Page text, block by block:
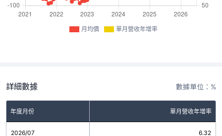
月均價 單月營收年增率
詳細數據 數據單位：%
年度月份 單月營收年增率
2026/07 6.32